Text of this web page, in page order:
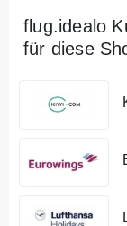
flug.idealo
für diese